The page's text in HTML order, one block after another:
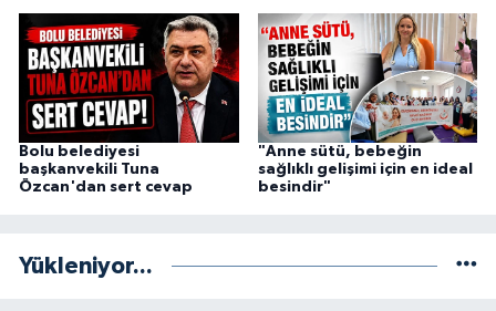
Bolu belediyesi
başkanvekili Tuna
Özcan'dan sert cevap
"Anne sütü, bebeğin
sağlıklı gelişimi için en ideal
besindir"
Yükleniyor...